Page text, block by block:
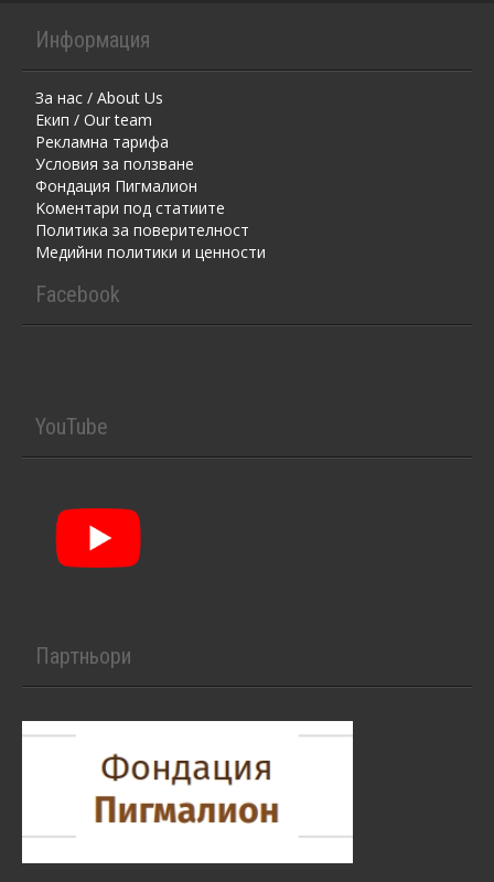
Информация
За нас / About Us
Екип / Our team
Рекламна тарифа
Условия за ползване
Фондация Пигмалион
Kоментaри под статиите
Политика за поверителност
Медийни политики и ценности
Facebook
YouTube
Партньори